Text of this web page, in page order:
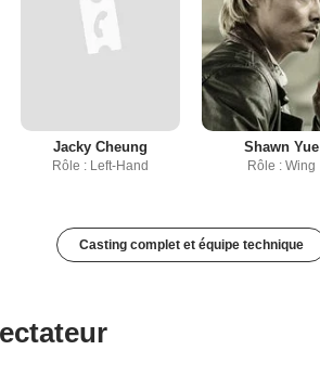
Jacky Cheung
Rôle : Left-Hand
Shawn Yue
Rôle : Wing
Casting complet et équipe technique